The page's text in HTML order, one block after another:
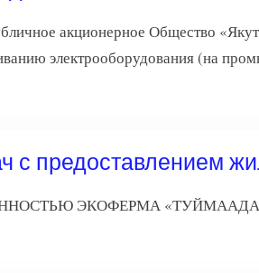
акционерное Общество
электрооборудования (на
с предоставлением
ЭКОФЕРМА «ТУЙМААДА». На